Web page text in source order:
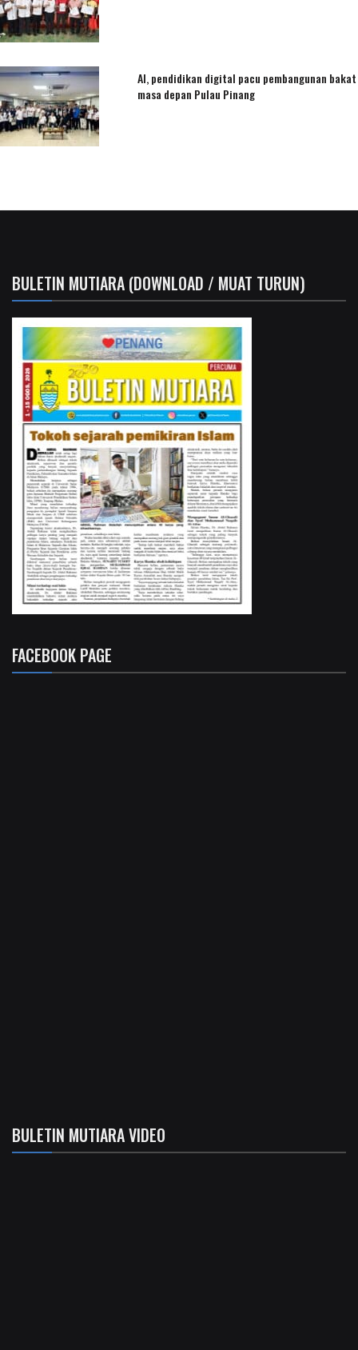
AI, pendidikan digital pacu pembangunan bakat
masa depan Pulau Pinang
BULETIN MUTIARA (DOWNLOAD / MUAT TURUN)
FACEBOOK PAGE
BULETIN MUTIARA VIDEO